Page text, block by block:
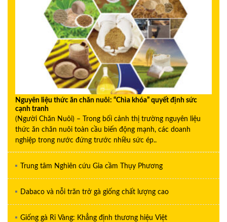
Nguyên liệu thức ăn chăn nuôi: “Chìa khóa” quyết định sức
cạnh tranh
(Người Chăn Nuôi) – Trong bối cảnh thị trường nguyên liệu
thức ăn chăn nuôi toàn cầu biến động mạnh, các doanh
nghiệp trong nước đứng trước nhiều sức ép..
Trung tâm Nghiên cứu Gia cầm Thụy Phương
Dabaco và nỗi trăn trở gà giống chất lượng cao
Giống gà Ri Vàng: Khẳng định thương hiệu Việt